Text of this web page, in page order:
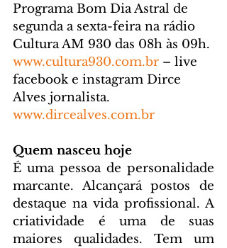
Programa Bom Dia Astral de
segunda a sexta-feira na rádio
Cultura AM 930 das 08h às 09h.
www.cultura930.com.br – live
facebook e instagram Dirce
Alves jornalista.
www.dircealves.com.br
Quem nasceu hoje
É uma pessoa de personalidade
marcante. Alcançará postos de
destaque na vida profissional. A
criatividade é uma de suas
maiores qualidades. Tem um